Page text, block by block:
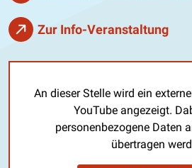
Zur Info-Veranstaltung
An dieser Stelle wird ein
YouTube angezeigt.
personenbezogene Daten
übertragen